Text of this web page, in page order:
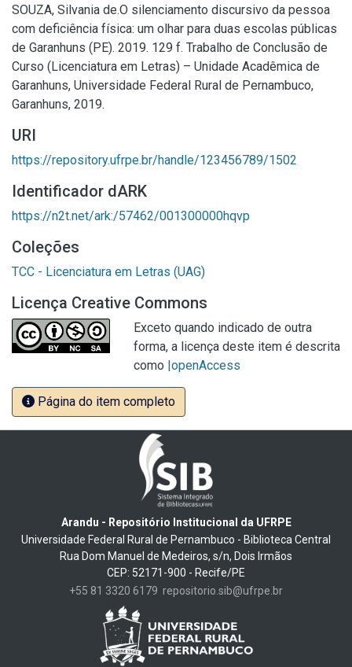
SOUZA, Silvania de.O silenciamento discursivo da pessoa
com deficiência física: um olhar para duas escolas públicas
de Garanhuns (PE). 2019. 129 f. Trabalho de Conclusão de
Curso (Licenciatura em Letras) – Unidade Acadêmica de
Garanhuns, Universidade Federal Rural de Pernambuco,
Garanhuns, 2019.
URI
https://repository.ufrpe.br/handle/123456789/1502
Identificador dARK
https://n2t.net/ark:/57462/001300000hqvp
Coleções
TCC - Licenciatura em Letras (UAG)
Licença Creative Commons
Exceto quando indicado de outra
forma, a licença deste item é descrita
como |openAccess
Página do item completo
Arandu - Repositório Institucional da UFRPE
Universidade Federal Rural de Pernambuco - Biblioteca Central
Rua Dom Manuel de Medeiros, s/n, Dois Irmãos
CEP: 52171-900 - Recife/PE
+55 81 3320 6179 repositorio.sib@ufrpe.br